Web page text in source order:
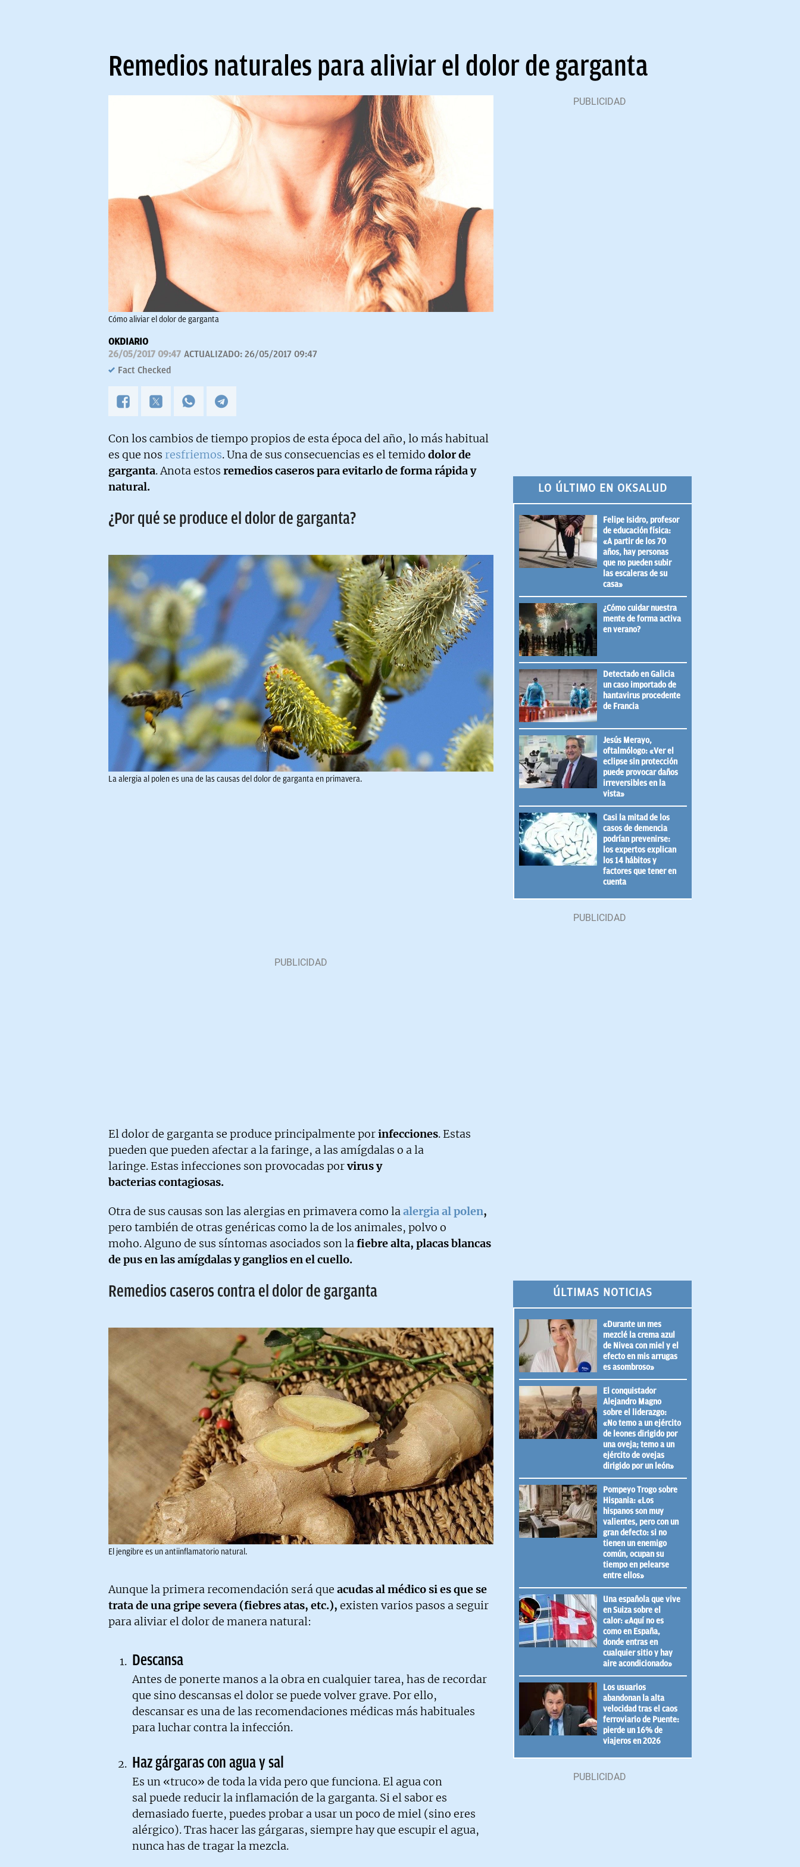
Remedios naturales para aliviar el dolor de garganta
Cómo aliviar el dolor de garganta
OKDIARIO
26/05/2017 09:47 ACTUALIZADO: 26/05/2017 09:47
Fact Checked
Con los cambios de tiempo propios de esta época del año, lo más habitual
es que nos resfriemos. Una de sus consecuencias es el temido dolor de
garganta. Anota estos remedios caseros para evitarlo de forma rápida y
natural.
¿Por qué se produce el dolor de garganta?
La alergia al polen es una de las causas del dolor de garganta en primavera.
El dolor de garganta se produce principalmente porinfecciones. Estas
pueden que pueden afectar a la faringe, a las amígdalas o a la
laringe. Estas infecciones son provocadas porvirus y
bacterias contagiosas.
Otra de sus causas son las alergias en primavera como laalergia al polen,
pero también de otras genéricas como la de los animales, polvo o
moho. Alguno de sus síntomas asociados son lafiebre alta, placas blancas
de pus en las amígdalas y ganglios en el cuello.
Remedios caseros contra el dolor de garganta
El jengibre es un antiinflamatorio natural.
Aunque la primera recomendación será que acudas al médico si es que se
trata de una gripe severa (fiebres atas, etc.), existen varios pasos a seguir
para aliviar el dolor de manera natural:
Descansa
Antes de ponerte manos a la obra en cualquier tarea, has de recordar
que sino descansas el dolor se puede volver grave. Por ello,
descansar es una de las recomendaciones médicas más habituales
para luchar contra la infección.
Haz gárgaras con agua y sal
Es un «truco» de toda la vida pero que funciona. El agua con
sal puede reducir la inflamación de la garganta. Si el sabor es
demasiado fuerte, puedes probar a usar un poco de miel (sino eres
alérgico). Tras hacer las gárgaras, siempre hay que escupir el agua,
nunca has de tragar la mezcla.
LO ÚLTIMO EN OKSALUD
Felipe Isidro, profesor
de educación física:
«A partir de los 70
años, hay personas
que no pueden subir
las escaleras de su
casa»
¿Cómo cuidar nuestra
mente de forma activa
en verano?
Detectado en Galicia
un caso importado de
hantavirus procedente
de Francia
Jesús Merayo,
oftalmólogo: «Ver el
eclipse sin protección
puede provocar daños
irreversibles en la
vista»
Casi la mitad de los
casos de demencia
podrían prevenirse:
los expertos explican
los 14 hábitos y
factores que tener en
cuenta
ÚLTIMAS NOTICIAS
«Durante un mes
mezclé la crema azul
de Nivea con miel y el
efecto en mis arrugas
es asombroso»
El conquistador
Alejandro Magno
sobre el liderazgo:
«No temo a un ejército
de leones dirigido por
una oveja; temo a un
ejército de ovejas
dirigido por un león»
Pompeyo Trogo sobre
Hispania: «Los
hispanos son muy
valientes, pero con un
gran defecto: si no
tienen un enemigo
común, ocupan su
tiempo en pelearse
entre ellos»
Una española que vive
en Suiza sobre el
calor: «Aquí no es
como en España,
donde entras en
cualquier sitio y hay
aire acondicionado»
Los usuarios
abandonan la alta
velocidad tras el caos
ferroviario de Puente:
pierde un 16% de
viajeros en 2026